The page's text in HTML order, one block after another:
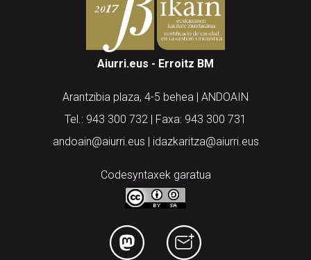
Aiurri.eus - Erroitz BM
Arantzibia plaza, 4-5 behea | ANDOAIN
Tel.: 943 300 732 | Faxa: 943 300 731
andoain@aiurri.eus | idazkaritza@aiurri.eus
Codesyntaxek garatua